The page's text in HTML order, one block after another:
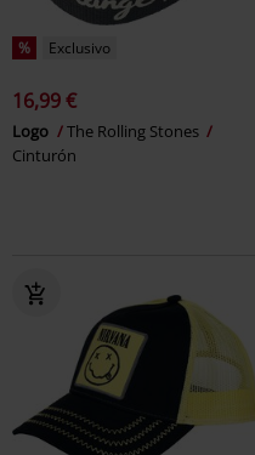
% Exclusivo
16,99 €
Logo
The Rolling Stones
Cinturón